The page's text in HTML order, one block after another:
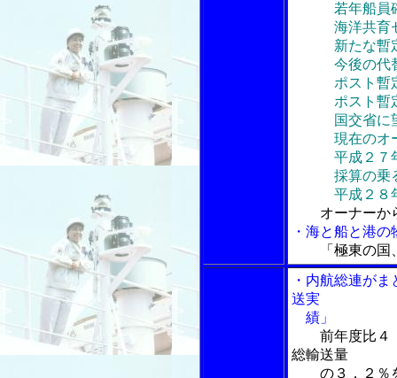
若年船員確
海洋共育セ
新たな暫定
今後の代替
ポスト暫定
ポスト暫定
国交省に望
現在のオー
平成２７年
採算の乗る
平成２８年
オーナーか
・海と船と港
「極東の
・内航総連が
送実
績」
前年度比４
総輸送量
の３．２％